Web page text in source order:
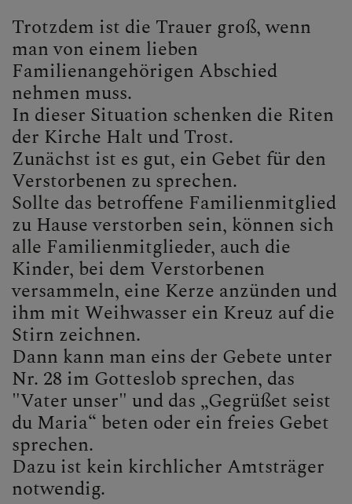
.... ich (wieder) in die Kirche
eintreten möchte
.... ich die Krankenkommunion
oder Krankensalbung wünsche
.... jemand verstorben ist
GOTTESDIENSTORDNUN
G
PFARRE
FRIEDHOF
PFARRBLATT
Trotzdem ist die Trauer groß, wenn
man von einem lieben
Familienangehörigen Abschied
nehmen muss.
In dieser Situation schenken die Riten
der Kirche Halt und Trost.
Zunächst ist es gut, ein Gebet für den
Verstorbenen zu sprechen.
Sollte das betroffene Familienmitglied
zu Hause verstorben sein, können sich
alle Familienmitglieder, auch die
Kinder, bei dem Verstorbenen
versammeln, eine Kerze anzünden und
ihm mit Weihwasser ein Kreuz auf die
Stirn zeichnen.
Dann kann man eins der Gebete unter
Nr. 28 im Gotteslob sprechen, das
"Vater unser" und das „Gegrüßet seist
du Maria“ beten oder ein freies Gebet
sprechen.
Dazu ist kein kirchlicher Amtsträger
notwendig.